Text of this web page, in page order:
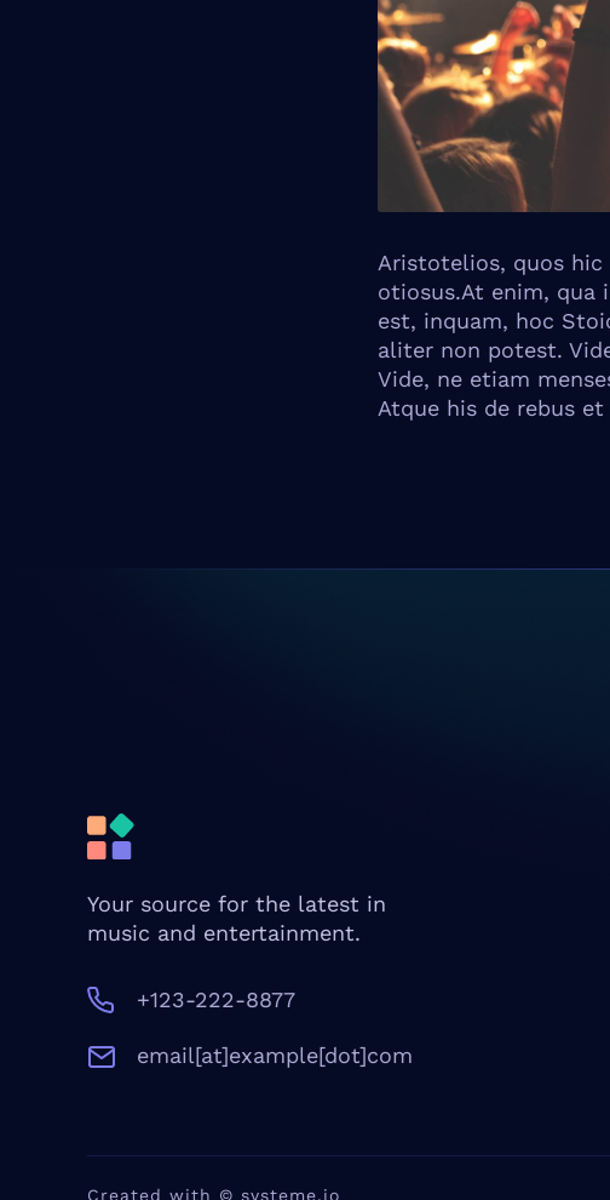
Aristotelios, quos hic
otiosus.At enim, qua
est, inquam, hoc
aliter non potest.
Vide, ne etiam
Atque his de rebus
Your source for the latest in
music and entertainment.
+123-222-8877
email[at]example[dot]com
Created with © systeme.io